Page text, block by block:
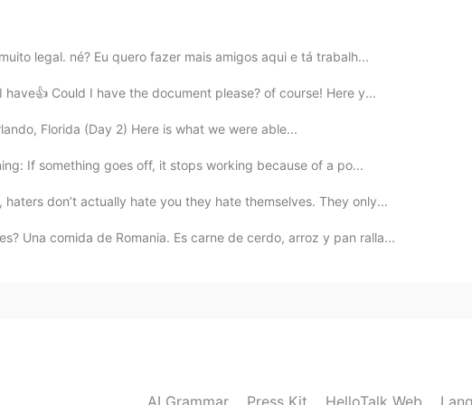
legal. né? Eu quero fazer mais amigos aqui e tá trabalh...
Could I have the document please? of course! Here y...
Florida (Day 2) Here is what we were able...
If something goes off, it stops working because of a po...
haters don’t actually hate you they hate themselves. They only...
Una comida de Romania. Es carne de cerdo, arroz y pan ralla...
AI Grammar Press Kit HelloTalk Web